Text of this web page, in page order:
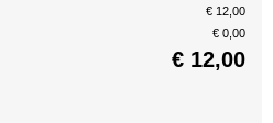
€ 12,00
€ 0,00
€ 12,00